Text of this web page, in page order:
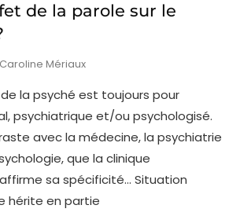
de la parole sur le
Caroline Mériaux
la psyché est toujours pour
psychiatrique et/ou psychologisé.
avec la médecine, la psychiatrie
que la clinique
sa spécificité… Situation
hérite en partie